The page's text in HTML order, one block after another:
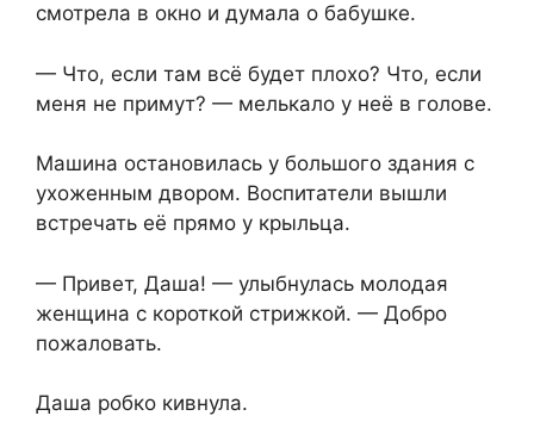
смотрела в окно и думала о бабушке.
— Что, если там всё будет плохо? Что, если
меня не примут? — мелькало у неё в голове.
Машина остановилась у большого здания с
ухоженным двором. Воспитатели вышли
встречать её прямо у крыльца.
— Привет,⁨ Даша! — улыбнулась молодая
женщина с короткой стрижкой. — Добро
пожаловать.
Даша робко кивнула.